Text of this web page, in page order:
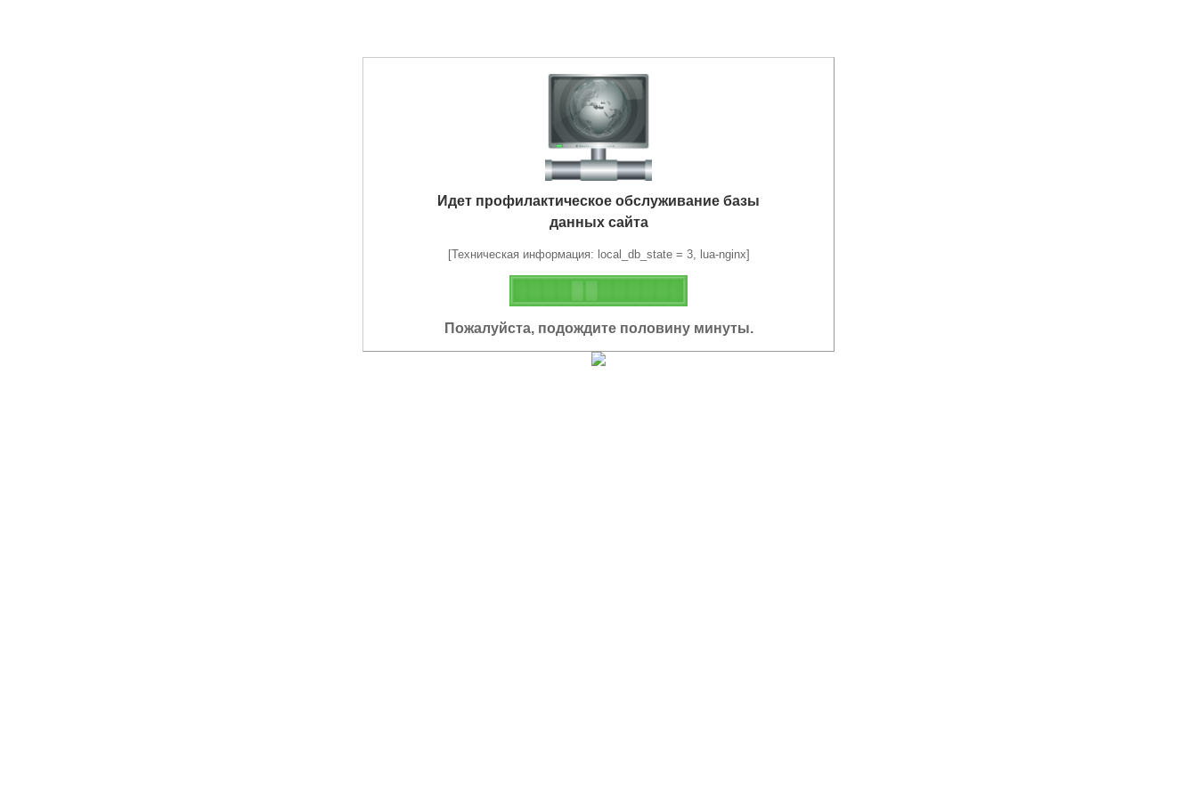
Идет профилактическое обслуживание базы
данных сайта
[Техническая информация: local_db_state = 3, lua-nginx]
Пожалуйста, подождите половину минуты.